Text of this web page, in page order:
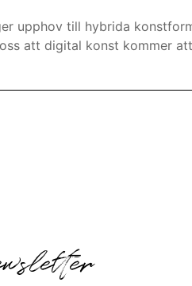
upphov till hybrida
att digital konst kommer